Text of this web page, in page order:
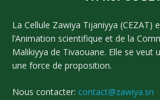
La Cellule Zawiya Tijaniyya (CEZAT)
l’Animation scientifique et de la
Malikiyya de Tivaouane. Elle se veut
une force de proposition.
Nous contacter: contact@zawiya.sn